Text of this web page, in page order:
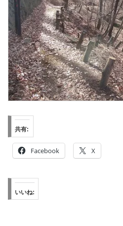
共有:
Facebook X
いいね: